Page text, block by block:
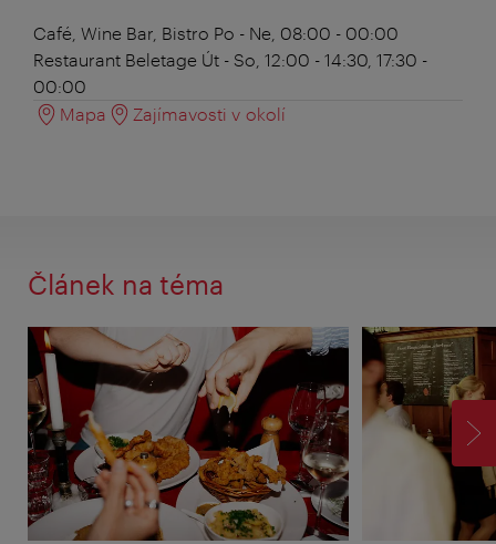
Café, Wine Bar, Bistro Po - Ne, 08:00 - 00:00
Restaurant Beletage Út - So, 12:00 - 14:30, 17:30 -
00:00
Mapa
Zajímavosti v okolí
Článek na téma